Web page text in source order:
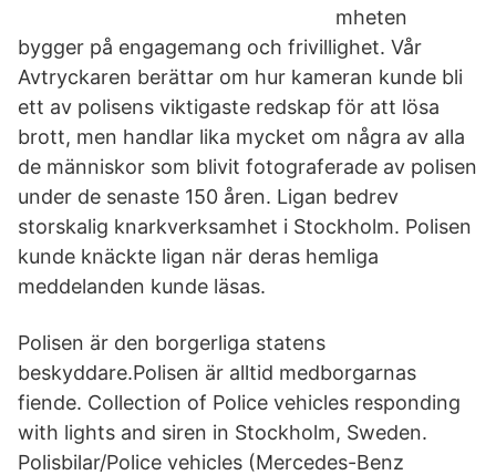
mheten
bygger på engagemang och frivillighet. Vår
Avtryckaren berättar om hur kameran kunde bli
ett av polisens viktigaste redskap för att lösa
brott, men handlar lika mycket om några av alla
de människor som blivit fotograferade av polisen
under de senaste 150 åren. Ligan bedrev
storskalig knarkverksamhet i Stockholm. Polisen
kunde knäckte ligan när deras hemliga
meddelanden kunde läsas.
Polisen är den borgerliga statens
beskyddare.Polisen är alltid medborgarnas
fiende. Collection of Police vehicles responding
with lights and siren in Stockholm, Sweden.
Polisbilar/Police vehicles (Mercedes-Benz